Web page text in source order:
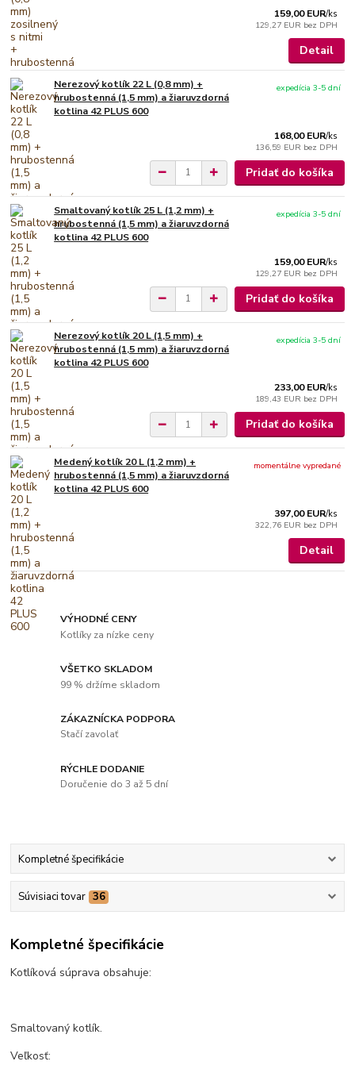
159,00 EUR/ks
129,27 EUR bez DPH
Detail
Nerezový kotlík 22 L (0,8 mm) +
hrubostenná (1,5 mm) a žiaruvzdorná
kotlina 42 PLUS 600
168,00 EUR/ks
136,59 EUR bez DPH
expedícia 3-5 dní
Pridať do košíka
Smaltovaný kotlík 25 L (1,2 mm) +
hrubostenná (1,5 mm) a žiaruvzdorná
kotlina 42 PLUS 600
159,00 EUR/ks
129,27 EUR bez DPH
expedícia 3-5 dní
Pridať do košíka
Nerezový kotlík 20 L (1,5 mm) +
hrubostenná (1,5 mm) a žiaruvzdorná
kotlina 42 PLUS 600
233,00 EUR/ks
189,43 EUR bez DPH
expedícia 3-5 dní
Pridať do košíka
Medený kotlík 20 L (1,2 mm) +
hrubostenná (1,5 mm) a žiaruvzdorná
kotlina 42 PLUS 600
397,00 EUR/ks
322,76 EUR bez DPH
momentálne vypredané
Detail
VÝHODNÉ CENY
Kotlíky za nízke ceny
VŠETKO SKLADOM
99 % držíme skladom
ZÁKAZNÍCKA PODPORA
Stačí zavolať
RÝCHLE DODANIE
Doručenie do 3 až 5 dní
Kompletné špecifikácie
Súvisiaci tovar 36
Kompletné špecifikácie
Kotlíková súprava obsahuje:
Smaltovaný kotlík.
Veľkosť: